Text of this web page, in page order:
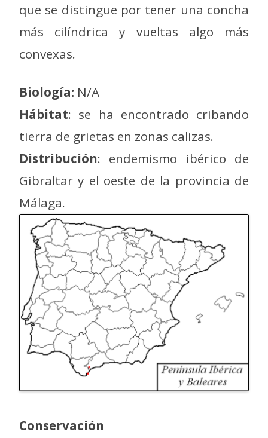
que se distingue por tener una concha
más cilíndrica y vueltas algo más
convexas.
Biología: N/A
Hábitat: se ha encontrado cribando
tierra de grietas en zonas calizas.
Distribución: endemismo ibérico de
Gibraltar y el oeste de la provincia de
Málaga.
Conservación